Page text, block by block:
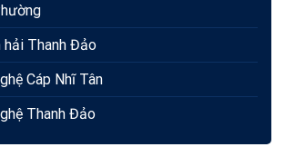
hải Thanh Đảo
Cáp Nhĩ Tân
Thanh Đảo